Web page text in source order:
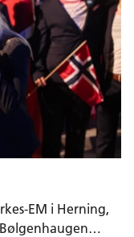
EM i Herning,